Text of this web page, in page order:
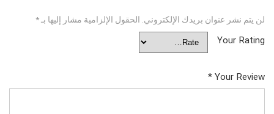
لن يتم نشر عنوان بريدك الإلكتروني. الحقول الإلزامية مشار إليها بـ*
Your Rating
Your Review
*